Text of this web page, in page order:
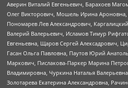
Аверин Виталий Евгеньевич, Барахоев
Олег Викторович, Мошель Ирина Ароновна,
Пономарев Лев Александрович,
Валерий Валерьевич, Исламов Тимур
Евгеньевна, Щаров Сергей Алексадрович,
Гасан Ольга Павловна, Паутов Юрий
Маркович, Пислакова-Паркер Марина
Владимировна, Чуркина Наталья
Золотарева Екатерина Александровна,